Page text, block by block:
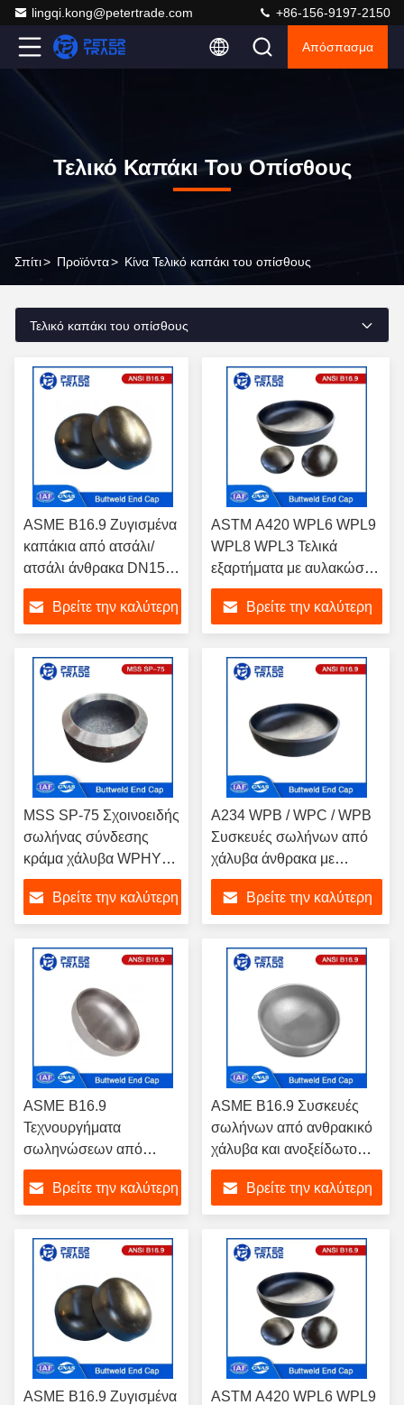
lingqi.kong@petertrade.com +86-156-9197-2150
Απόσπασμα
Τελικό Καπάκι Του Οπίσθους
Σπίτι> Προϊόντα> Κίνα Τελικό καπάκι του οπίσθους
Τελικό καπάκι του οπίσθους
ASME B16.9 Ζυγισμένα
καπάκια από ατσάλι/
ατσάλι άνθρακα DN15-
DN1200 Sch10 Sch20
Sch30Βρείτε την καλύτερη
ASTM A420 WPL6 WPL9
WPL8 WPL3 Τελικά
εξαρτήματα με αυλακώσεις
ASME B16.9 Τελικά
καπάκια από ανθρακούχο
χάλυβα για συνδέσεις
σωλήνων
Βρείτε την καλύτερη
MSS SP-75 Σχοινοειδής
σωλήνας σύνδεσης
κράμα χάλυβα WPHY
Butt συγκόλληση
σωλήνα κάλυμμα NPS
15 - NPS 60
ακινητοποιημένο
Βρείτε την καλύτερη
Α234 WPB / WPC / WPB
Συσκευές σωλήνων από
χάλυβα άνθρακα με
τρύπες 1/2' έως 48'
Βρείτε την καλύτερη
ASME B16.9
Τεχνουργήματα
σωληνώσεων από
ανοξείδωτο χάλυβα
Βρείτε την καλύτερη
ASME B16.9 Συσκευές
σωλήνων από ανθρακικό
χάλυβα και ανοξείδωτο
χάλυβα
Βρείτε την καλύτερη
ASME B16.9 Ζυγισμένα
ASTM A420 WPL6 WPL9